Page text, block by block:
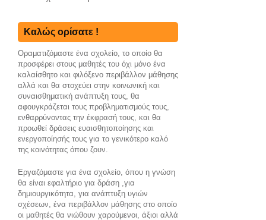
Καλώς ορίσατε !
Οραματιζόμαστε ένα σχολείο, το οποίο θα
προσφέρει στους μαθητές του όχι μόνο ένα
καλαίσθητο και φιλόξενο περιβάλλον μάθησης
αλλά και θα στοχεύει στην κοινωνική και
συναισθηματική ανάπτυξη τους, θα
αφουγκράζεται τους προβληματισμούς τους,
ενθαρρύνoντας την έκφρασή τους, και θα
προωθεί δράσεις ευαισθητοποίησης και
ενεργοποίησής τους για το γενικότερο καλό
της κοινότητας όπου ζουν.
Εργαζόμαστε για ένα σχολείο, όπου η γνώση
θα είναι εφαλτήριο για δράση ,για
δημιουργικότητα, για ανάπτυξη υγιών
σχέσεων, ένα περιβάλλον μάθησης στο οποίο
οι μαθητές θα νιώθουν χαρούμενοι, άξιοι αλλά